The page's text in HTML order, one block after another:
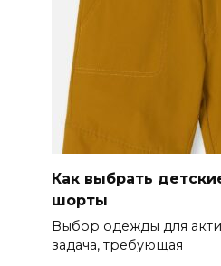
Как выбрать
шорты
Выбор одежды для
задача, требующая